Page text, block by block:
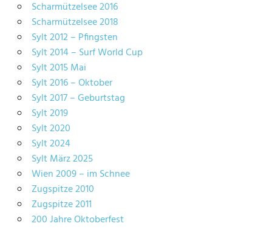
Scharmützelsee 2016
Scharmützelsee 2018
Sylt 2012 – Pfingsten
Sylt 2014 – Surf World Cup
Sylt 2015 Mai
Sylt 2016 – Oktober
Sylt 2017 – Geburtstag
Sylt 2019
Sylt 2020
Sylt 2024
Sylt März 2025
Wien 2009 – im Schnee
Zugspitze 2010
Zugspitze 2011
200 Jahre Oktoberfest